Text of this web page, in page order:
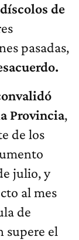
de
pasadas,
Provincia,
de los
julio, y
al mes
de
supere el